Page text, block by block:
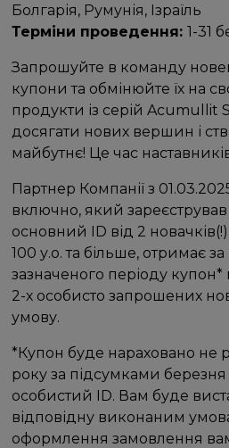
Болгарія, Румунія, Ізраїль
Терміни проведення:1-31
Запрошуйте в команду
купони та обмінюйте їх на
продукти із серій Acumullit
досягати нових вершин і
майбутнє! Це час
Партнер Компанії з
включно, який
основний ID від 2
100 у.о. та більше, отримає
зазначеного періоду купон*
2-х особисто запрошених
умову.
*Купон буде нараховано не
року за підсумками
особистий ID. Вам буде
відповідну виконаним
оформлення замовлення